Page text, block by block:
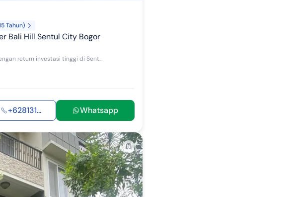
Tahun)
Bali Hill Sentul City Bogor
Kesempatan terbatas buat Anda dapatkan rumah nyaman dengan return investasi tinggi di Sentul City, Bogor. Rumah ini menawarkan lokasi yang strateg...
+628131... Whatsapp